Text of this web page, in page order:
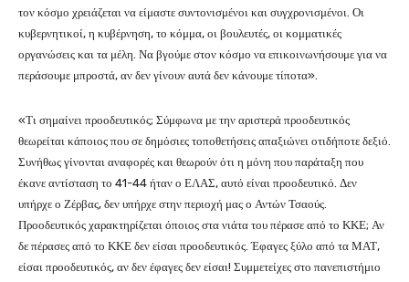
τον κόσμο χρειάζεται να είμαστε συντονισμένοι και συγχρονισμένοι. Οι
κυβερνητικοί, η κυβέρνηση, το κόμμα, οι βουλευτές, οι κομματικές
οργανώσεις και τα μέλη. Να βγούμε στον κόσμο να επικοινωνήσουμε για να
περάσουμε μπροστά, αν δεν γίνουν αυτά δεν κάνουμε τίποτα».
«Τι σημαίνει προοδευτικός; Σύμφωνα με την αριστερά προοδευτικός
θεωρείται κάποιος που σε δημόσιες τοποθετήσεις απαξιώνει οτιδήποτε δεξιό.
Συνήθως γίνονται αναφορές και θεωρούν ότι η μόνη που παράταξη που
έκανε αντίσταση το 41-44 ήταν ο ΕΛΑΣ, αυτό είναι προοδευτικό. Δεν
υπήρχε ο Ζέρβας, δεν υπήρχε στην περιοχή μας ο Αντών Τσαούς.
Προοδευτικός χαρακτηρίζεται όποιος στα νιάτα του πέρασε από το ΚΚΕ; Αν
δε πέρασες από το ΚΚΕ δεν είσαι προοδευτικός. Έφαγες ξύλο από τα ΜΑΤ,
είσαι προοδευτικός, αν δεν έφαγες δεν είσαι! Συμμετείχες στο πανεπιστήμιο